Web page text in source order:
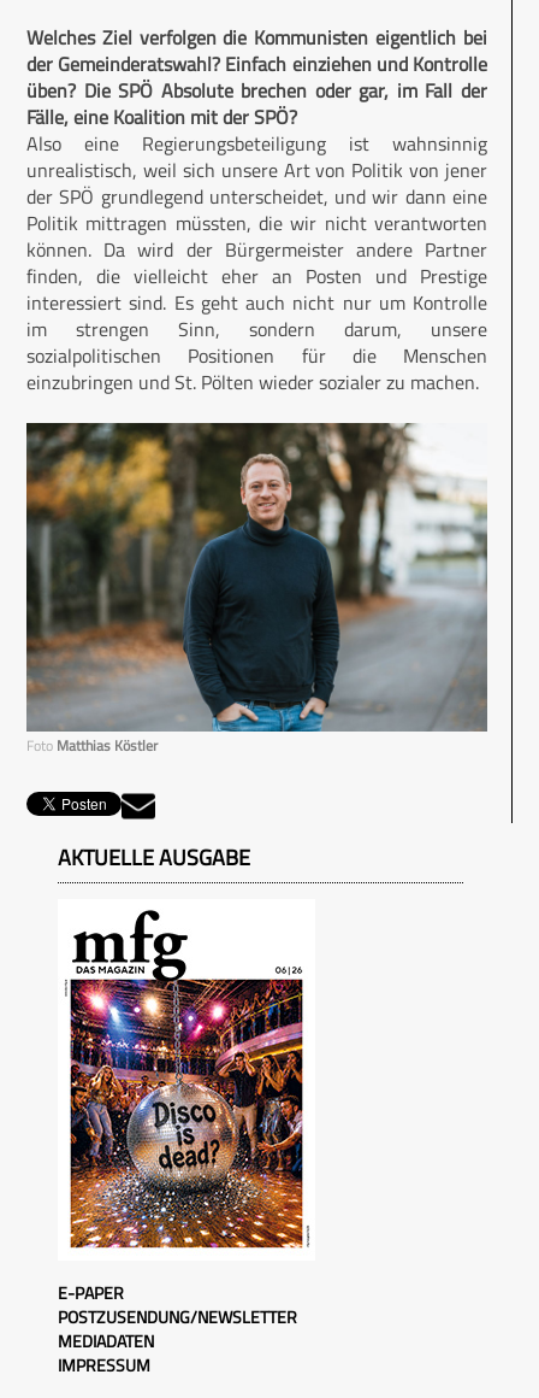
Welches Ziel verfolgen die Kommunisten eigentlich bei
der Gemeinderatswahl? Einfach einziehen und Kontrolle
üben? Die SPÖ Absolute brechen oder gar, im Fall der
Fälle, eine Koalition mit der SPÖ?
Also eine Regierungsbeteiligung ist wahnsinnig
unrealistisch, weil sich unsere Art von Politik von jener
der SPÖ grundlegend unterscheidet, und wir dann eine
Politik mittragen müssten, die wir nicht verantworten
können. Da wird der Bürgermeister andere Partner
finden, die vielleicht eher an Posten und Prestige
interessiert sind. Es geht auch nicht nur um Kontrolle
im strengen Sinn, sondern darum, unsere
sozialpolitischen Positionen für die Menschen
einzubringen und St. Pölten wieder sozialer zu machen.
Foto Matthias Köstler
AKTUELLE AUSGABE
E-PAPER
POSTZUSENDUNG/NEWSLETTER
MEDIADATEN
IMPRESSUM